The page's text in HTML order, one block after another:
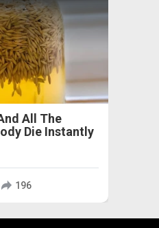
All The
Die Instantly
196